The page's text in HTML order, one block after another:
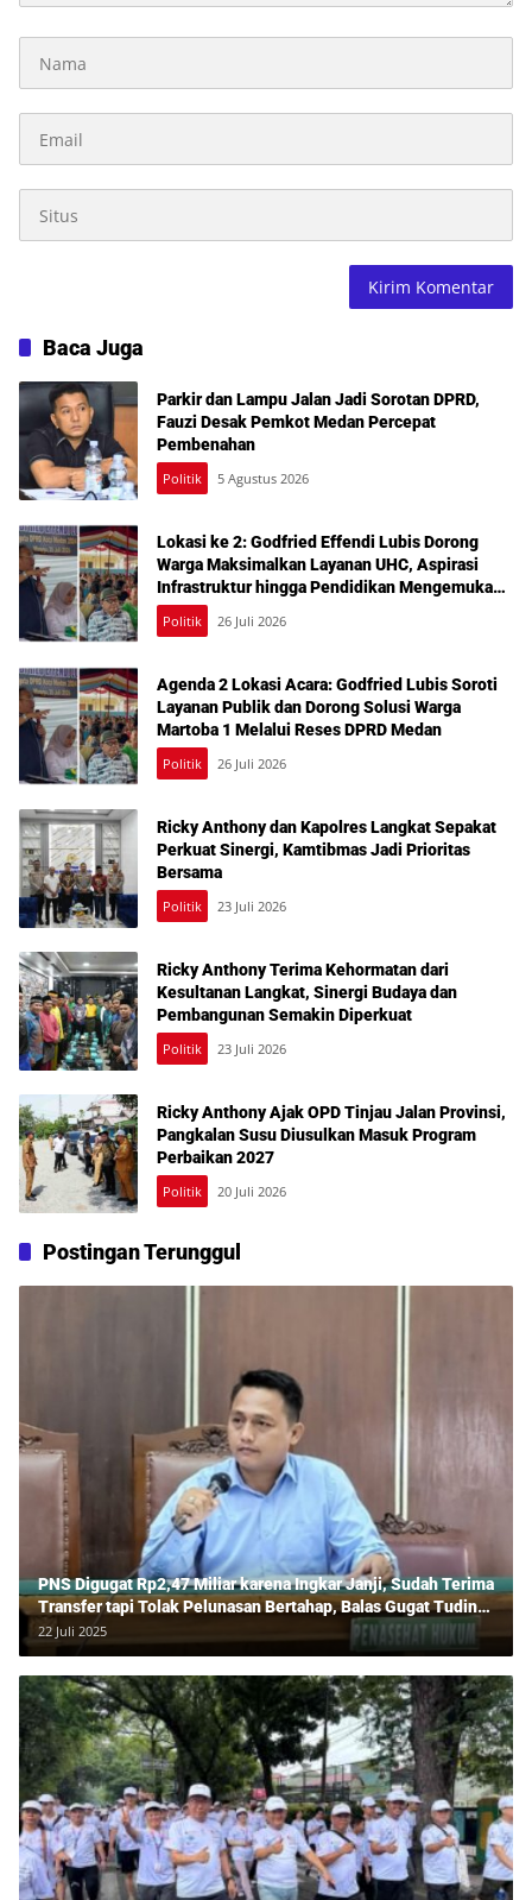
Baca Juga
Parkir dan Lampu Jalan Jadi Sorotan DPRD,
Fauzi Desak Pemkot Medan Percepat
Pembenahan
Politik 5 Agustus 2026
Lokasi ke 2: Godfried Effendi Lubis Dorong
Warga Maksimalkan Layanan UHC, Aspirasi
Infrastruktur hingga Pendidikan Mengemuka
dalam Reses Medan Amplas
Politik 26 Juli 2026
Agenda 2 Lokasi Acara: Godfried Lubis Soroti
Layanan Publik dan Dorong Solusi Warga
Martoba 1 Melalui Reses DPRD Medan
Politik 26 Juli 2026
Ricky Anthony dan Kapolres Langkat Sepakat
Perkuat Sinergi, Kamtibmas Jadi Prioritas
Bersama
Politik 23 Juli 2026
Ricky Anthony Terima Kehormatan dari
Kesultanan Langkat, Sinergi Budaya dan
Pembangunan Semakin Diperkuat
Politik 23 Juli 2026
Ricky Anthony Ajak OPD Tinjau Jalan Provinsi,
Pangkalan Susu Diusulkan Masuk Program
Perbaikan 2027
Politik 20 Juli 2026
Postingan Terunggul
PNS Digugat Rp2,47 Miliar karena Ingkar Janji, Sudah Terima
Transfer tapi Tolak Pelunasan Bertahap, Balas Gugat Tuding
Lawan Tipu Rp850 Juta
22 Juli 2025